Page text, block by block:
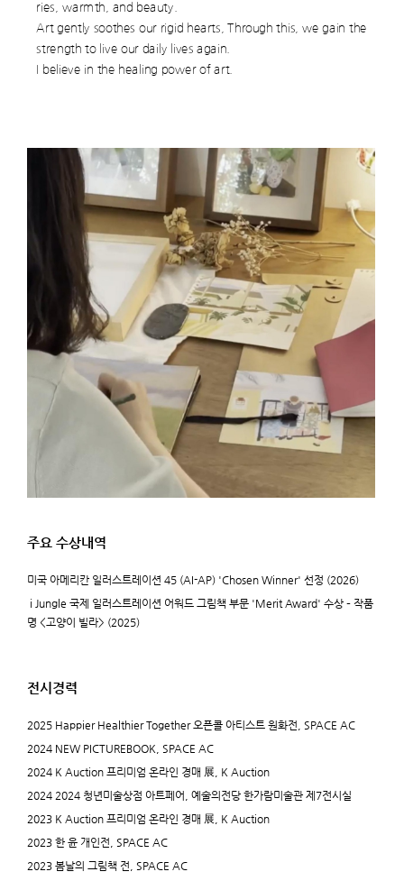
ries, warmth, and beauty.
Art gently soothes our rigid hearts, Through this, we gain the
strength to live our daily lives again.
I believe in the healing power of art.
주요 수상내역
미국 아메리칸 일러스트레이션 45 (AI-AP) 'Chosen Winner' 선정 (2026)
i Jungle 국제 일러스트레이션 어워드 그림책 부문 'Merit Award' 수상 – 작품
명 <고양이 빌라> (2025)
전시경력
2025 Happier Healthier Together 오픈콜 아티스트 원화전, SPACE AC
2024 NEW PICTUREBOOK, SPACE AC
2024 K Auction 프리미엄 온라인 경매 展, K Auction
2024 2024 청년미술상점 아트페어, 예술의전당 한가람미술관 제7전시실
2023 K Auction 프리미엄 온라인 경매 展, K Auction
2023 한 윤 개인전, SPACE AC
2023 봄날의 그림책 전, SPACE AC